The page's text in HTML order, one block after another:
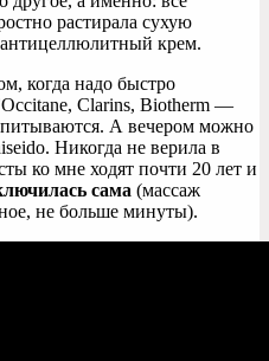
растирала сухую
крем.
когда надо быстро
Clarins, Biotherm —
А вечером можно
Никогда не верила в
ко мне ходят почти 20 лет и
сама (массаж
не больше минуты).